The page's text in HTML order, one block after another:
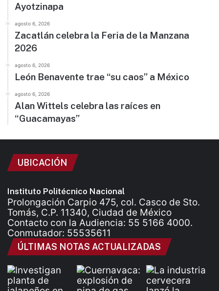
Ayotzinapa
agosto 6, 2026
Zacatlán celebra la Feria de la Manzana
2026
agosto 6, 2026
León Benavente trae “su caos” a México
agosto 6, 2026
Alan Wittels celebra las raíces en
“Guacamayas”
UBICACIÓN
Instituto Politécnico Nacional
Prolongación Carpio 475, col. Casco de Sto.
Tomás, C.P. 11340, Ciudad de México
Contacto con la Audiencia: 55 5166 4000.
Conmutador: 55535611
ÚLTIMAS NOTAS ACTUALIZADAS